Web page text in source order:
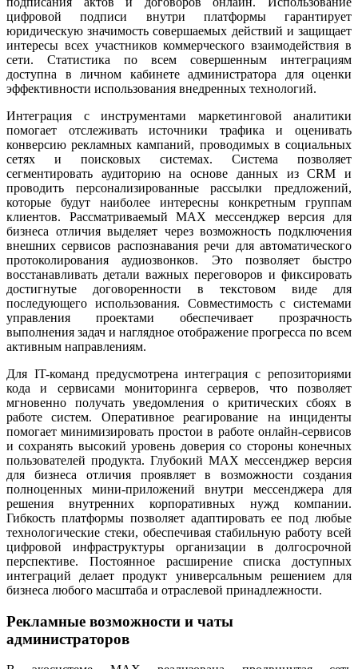
цифровой подписи внутри платформы гарантирует
юридическую значимость совершаемых действий и защищает
интересы всех участников коммерческого взаимодействия в
сети. Статистика по всем совершенным интеграциям
доступна в личном кабинете администратора для оценки
эффективности использования внедренных технологий.
Интеграция с инструментами маркетинговой аналитики
помогает отслеживать источники трафика и оценивать
конверсию рекламных кампаний, проводимых в социальных
сетях и поисковых системах. Система позволяет
сегментировать аудиторию на основе данных из CRM и
проводить персонализированные рассылки предложений,
которые будут наиболее интересны конкретным группам
клиентов. Рассматриваемый MAX мессенджер версия для
бизнеса отличия выделяет через возможность подключения
внешних сервисов распознавания речи для автоматического
протоколирования аудиозвонков. Это позволяет быстро
восстанавливать детали важных переговоров и фиксировать
достигнутые договоренности в текстовом виде для
последующего использования. Совместимость с системами
управления проектами обеспечивает прозрачность
выполнения задач и наглядное отображение прогресса по всем
активным направлениям.
Для IT-команд предусмотрена интеграция с репозиториями
кода и сервисами мониторинга серверов, что позволяет
мгновенно получать уведомления о критических сбоях в
работе систем. Оперативное реагирование на инциденты
помогает минимизировать простои в работе онлайн-сервисов
и сохранять высокий уровень доверия со стороны конечных
пользователей продукта. Глубокий MAX мессенджер версия
для бизнеса отличия проявляет в возможности создания
полноценных мини-приложений внутри мессенджера для
решения внутренних корпоративных нужд компании.
Гибкость платформы позволяет адаптировать ее под любые
технологические стеки, обеспечивая стабильную работу всей
цифровой инфраструктуры организации в долгосрочной
перспективе. Постоянное расширение списка доступных
интеграций делает продукт универсальным решением для
бизнеса любого масштаба и отраслевой принадлежности.
Рекламные возможности и чаты
администраторов